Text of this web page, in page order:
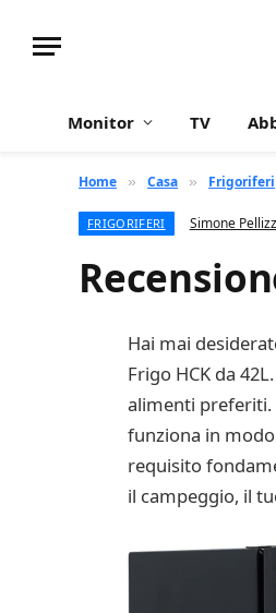
Monitor TV
Home » Casa » Frigoriferi
FRIGORIFERI Simone
Hai mai
Frigo HCK da
alimenti preferiti.
funziona in
requisito
il campeggio, il